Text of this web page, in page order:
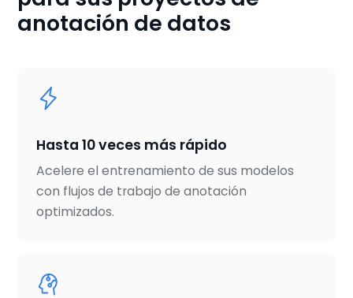
anotación de datos
Hasta 10 veces más rápido
Acelere el entrenamiento de sus modelos
con flujos de trabajo de anotación
optimizados.